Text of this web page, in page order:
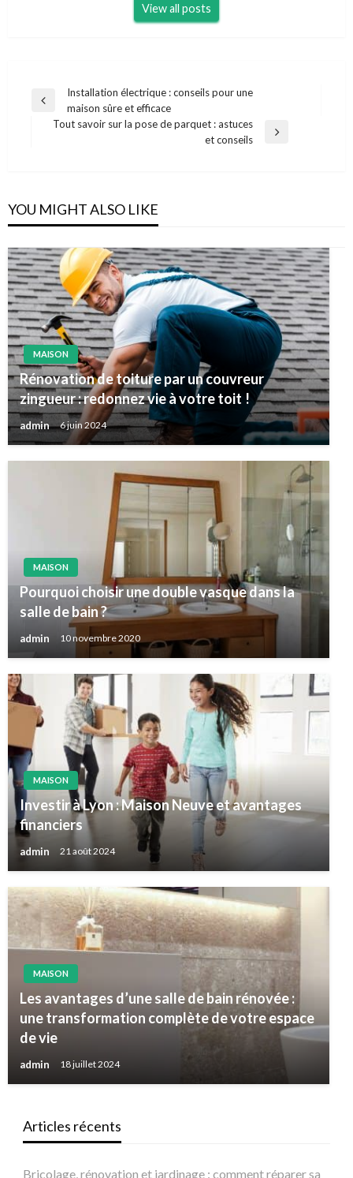
View all posts
Navigation
Previous
Installation électrique : conseils pour une
maison sûre et efficace
Tout savoir sur la pose de parquet : astuces
et conseils
YOU MIGHT ALSO LIKE
MAISON
Rénovation de toiture par un couvreur
zingueur : redonnez vie à votre toit !
admin 6 juin 2024
MAISON
Pourquoi choisir une double vasque dans la
salle de bain ?
admin 10 novembre 2020
MAISON
Investir à Lyon : Maison Neuve et avantages
financiers
admin 21 août 2024
MAISON
Les avantages d’une salle de bain rénovée :
une transformation complète de votre espace
de vie
admin 18 juillet 2024
Articles récents
Bricolage, rénovation et jardinage : comment réparer sa